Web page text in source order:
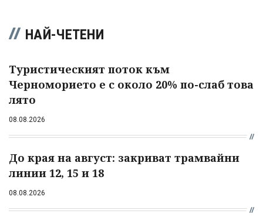
НАЙ-ЧЕТЕНИ
Туристическият поток към
Черноморието е с около 20% по-слаб това
лято
08.08.2026
До края на август: закриват трамвайни
линии 12, 15 и 18
08.08.2026